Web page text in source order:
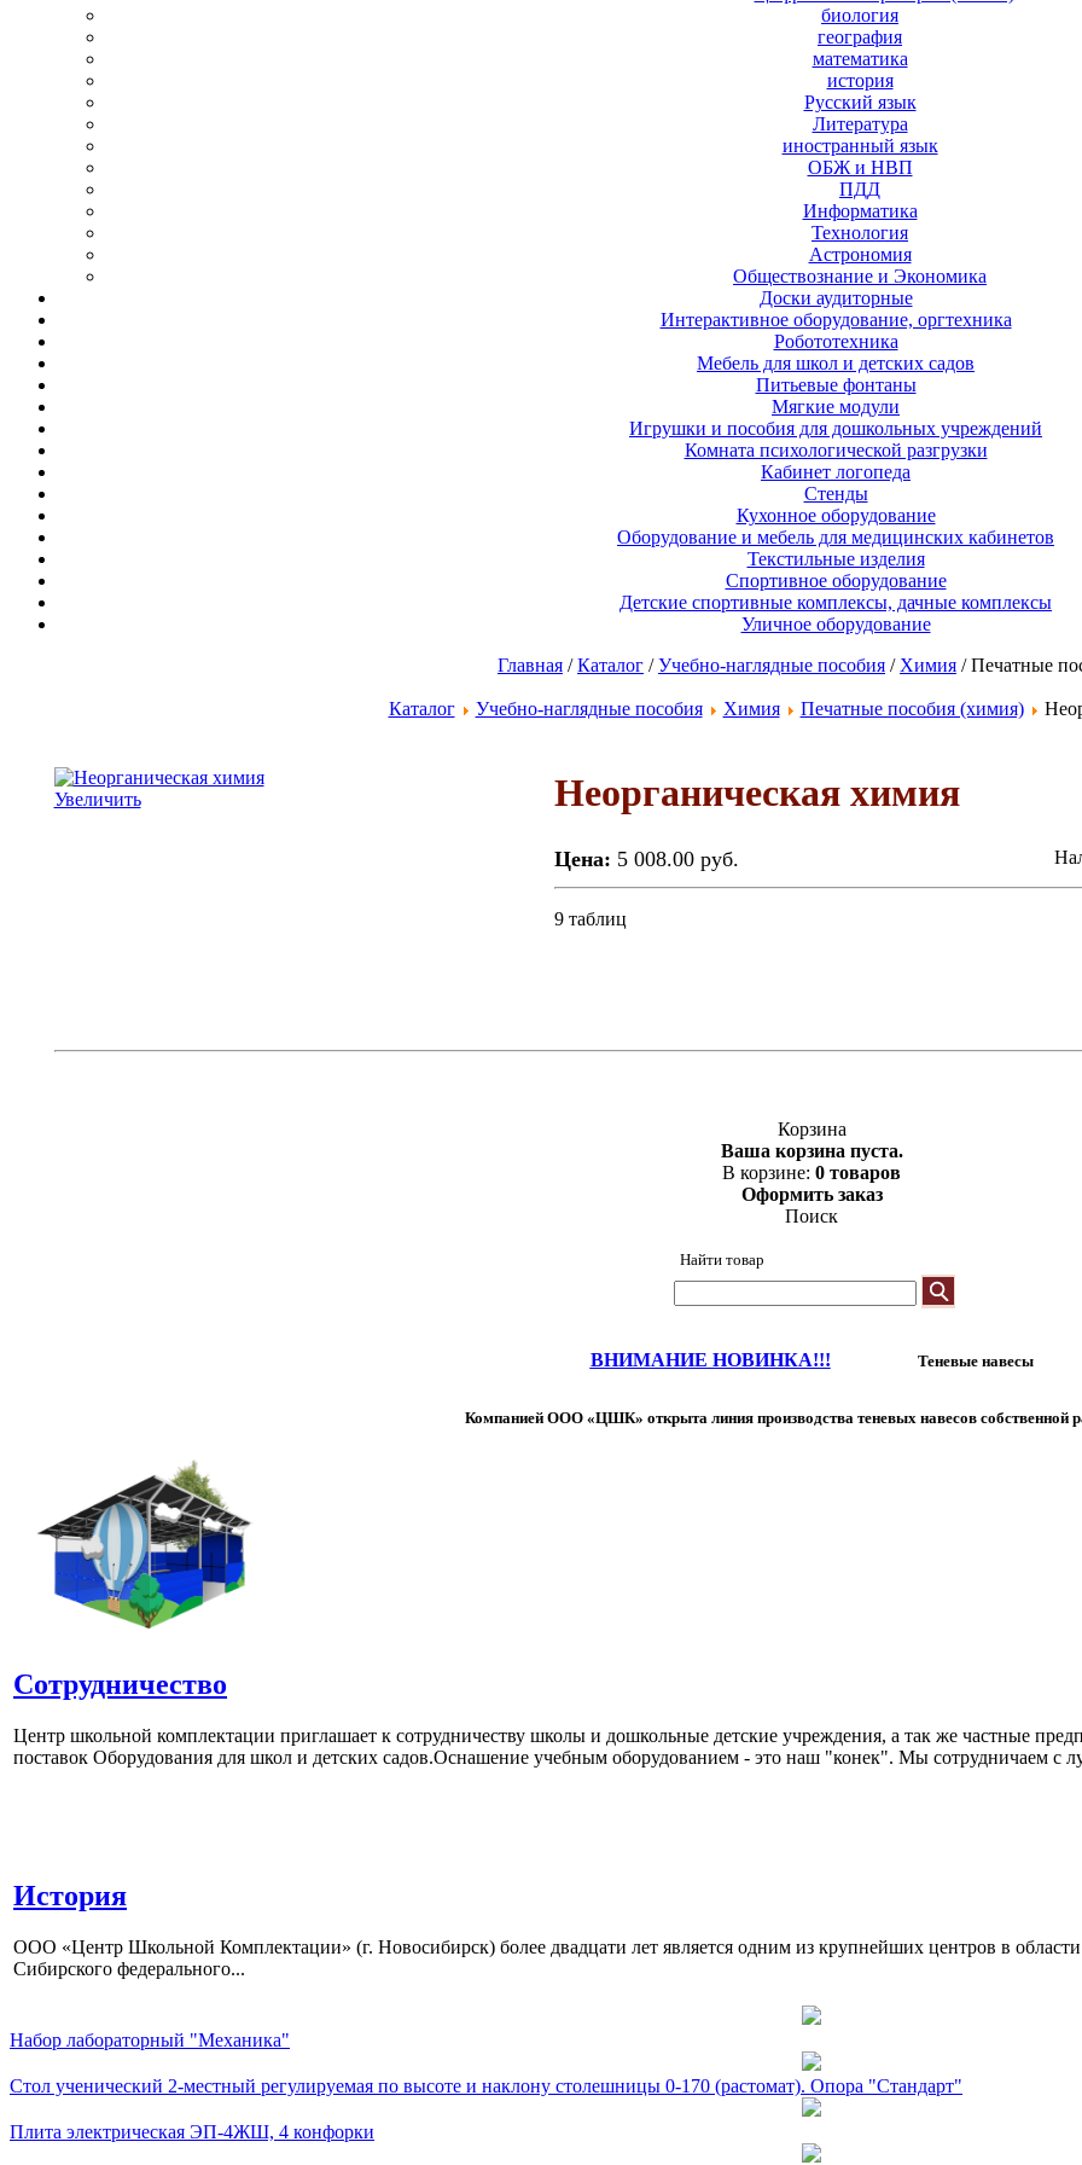
биология
география
математика
история
Русский язык
Литература
иностранный язык
ОБЖ и НВП
ПДД
Информатика
Технология
Астрономия
Обществознание и Экономика
Доски аудиторные
Интерактивное оборудование, оргтехника
Робототехника
Мебель для школ и детских садов
Питьевые фонтаны
Мягкие модули
Игрушки и пособия для дошкольных учреждений
Комната психологической разгрузки
Кабинет логопеда
Стенды
Кухонное оборудование
Оборудование и мебель для медицинских кабинетов
Текстильные изделия
Спортивное оборудование
Детские спортивные комплексы, дачные комплексы
Уличное оборудование
Главная /Каталог /Учебно-наглядные пособия / Химия / Печатные
Каталог Учебно-наглядные пособия Химия Печатные пособия (химия)
Увеличить Неорганическая химия
Цена: 5 008.00 руб.
9 таблиц
Корзина
Ваша корзина пуста.
В корзине: 0 товаров
Оформить заказ
Поиск
Найти товар
ВНИМАНИЕ НОВИНКА!!! Теневые навесы
Компанией ООО «ЦШК» открыта линия производства теневых навесов собственной
Сотрудничество
Центр школьной комплектации приглашает к сотрудничеству школы и дошкольные детские учреждения, а так же частные
поставок Оборудования для школ и детских садов.Оснашение учебным оборудованием - это наш "конек". Мы сотрудничаем с
История
ООО «Центр Школьной Комплектации» (г. Новосибирск) более двадцати лет является одним из крупнейших центров в
Сибирского федерального...
Набор лабораторный "Механика"
Стол ученический 2-местный регулируемая по высоте и наклону столешницы 0-170 (растомат). Опора "Стандарт"
Плита электрическая ЭП-4ЖШ, 4 конфорки